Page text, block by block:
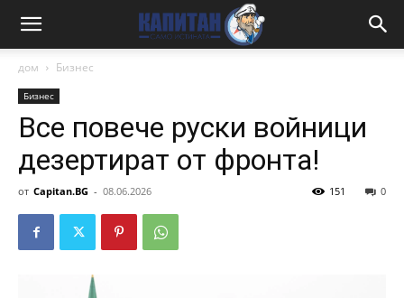
дом Бизнес
Бизнес
Все повече руски войници
дезертират от фронта!
от Capitan.BG - 08.06.2026 0
151